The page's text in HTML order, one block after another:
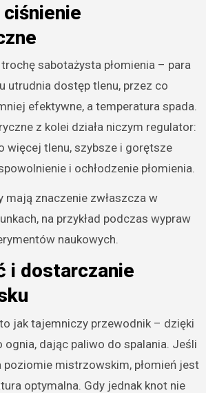
sabotażysta płomienia – para
utrudnia dostęp tlenu, przez co
efektywne, a temperatura spada.
z kolei działa niczym regulator:
więcej tlenu, szybsze i gorętsze
i ochłodzenie płomienia.
mają znaczenie zwłaszcza w
na przykład podczas wypraw
naukowych.
i dostarczanie
jak tajemniczy przewodnik – dzięki
ognia, dając paliwo do spalania. Jeśli
poziomie mistrzowskim, płomień jest
optymalna. Gdy jednak knot nie